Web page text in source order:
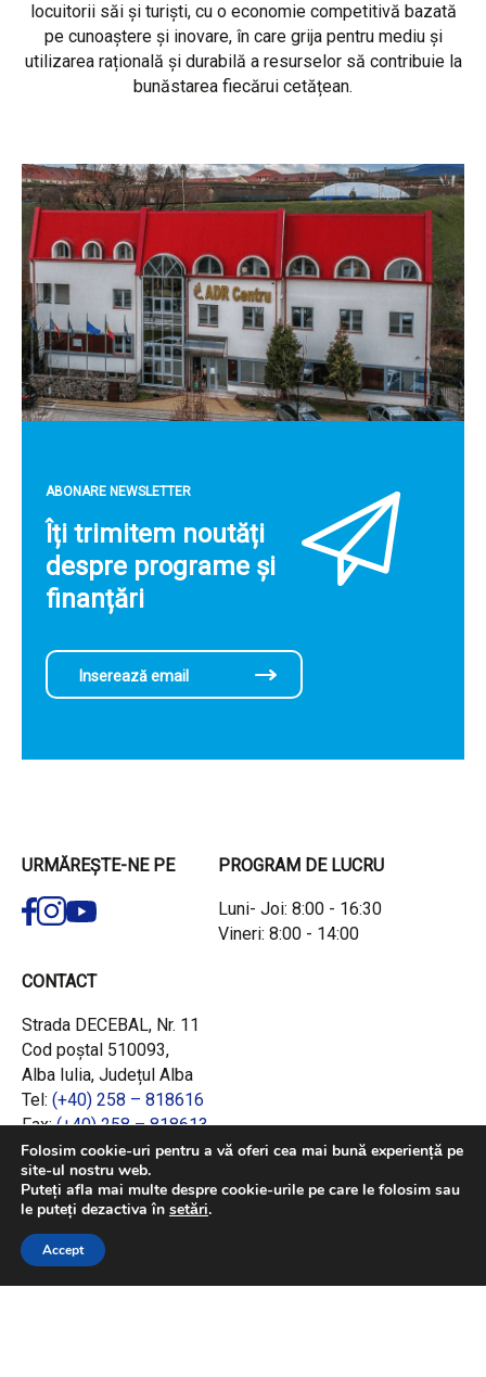
locuitorii săi și turiști, cu o economie competitivă bazată
pe cunoaștere și inovare, în care grija pentru mediu și
utilizarea rațională și durabilă a resurselor să contribuie la
bunăstarea fiecărui cetățean.
ABONARE NEWSLETTER
Îți trimitem noutăți
despre programe și
finanțări
URMĂREȘTE-NE PE PROGRAM DE LUCRU
Luni- Joi: 8:00 - 16:30
Vineri: 8:00 - 14:00
CONTACT
Strada DECEBAL, Nr. 11
Cod poștal 510093,
Alba Iulia, Județul Alba
Tel: (+40) 258 – 818616
Fax:(+40) 258 – 818613
Email:office@adrcentru.ro
LINK-URI RAPIDE
Consiliul European
Jurnalul Oficial al Uniunii Europene
Folosim cookie-uri pentru a vă oferi cea mai bună experiență pe
site-ul nostru web.
Puteți afla mai multe despre cookie-urile pe care le folosim sau
le puteți dezactiva în setări.
Accept